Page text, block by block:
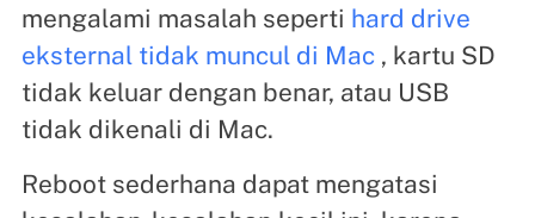
mengalami masalah seperti hard drive
eksternal tidak muncul di Mac, kartu SD
tidak keluar dengan benar, atau USB
tidak dikenali di Mac.
Reboot sederhana dapat mengatasi